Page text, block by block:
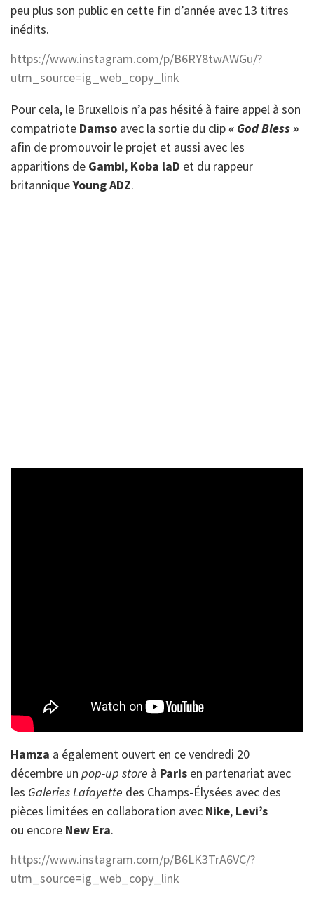
peu plus son public en cette fin d’année avec 13 titres
inédits.
https://www.instagram.com/p/B6RY8twAWGu/?
utm_source=ig_web_copy_link
Pour cela, le Bruxellois n’a pas hésité à faire appel à son
compatriote Damso avec la sortie du clip« God Bless »
afin de promouvoir le projet et aussi avec les
apparitions de Gambi, Koba laD et du rappeur
britanniqueYoung ADZ.
Hamza a également ouvert en ce vendredi 20
décembre un pop-up store à Paris en partenariat avec
les Galeries Lafayette des Champs-Élysées avec des
pièces limitées en collaboration avec Nike, Levi’s
ou encore New Era.
https://www.instagram.com/p/B6LK3TrA6VC/?
utm_source=ig_web_copy_link